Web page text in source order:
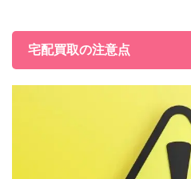
宅配買取の注意点